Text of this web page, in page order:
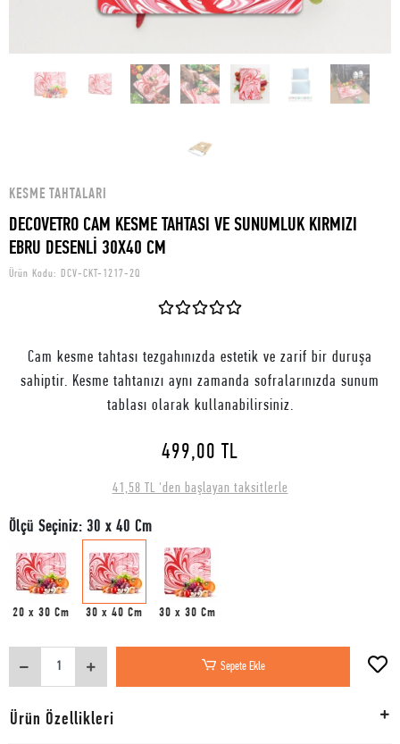
KESME TAHTALARI
DECOVETRO CAM KESME TAHTASI VE SUNUMLUK KIRMIZI
EBRU DESENLİ 30X40 CM
Ürün Kodu: DCV-CKT-1217-2Q
Cam kesme tahtası tezgahınızda estetik ve zarif bir duruşa
sahiptir. Kesme tahtanızı aynı zamanda sofralarınızda sunum
tablası olarak kullanabilirsiniz.
499,00 TL
41,58 TL 'den başlayan taksitlerle
Ölçü Seçiniz: 30 x 40 Cm
20 x 30 Cm 30 x 40 Cm 30 x 30 Cm
Sepete Ekle
Ürün Özellikleri